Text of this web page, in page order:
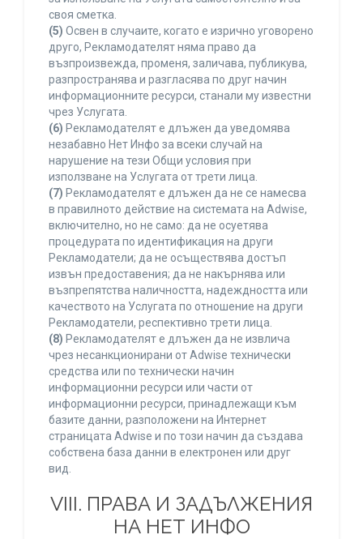
своя сметка.
(5) Освен в случаите, когато е изрично уговорено
друго, Рекламодателят няма право да
възпроизвежда, променя, заличава, публикува,
разпространява и разгласява по друг начин
информационните ресурси, станали му известни
чрез Услугата.
(6) Рекламодателят е длъжен да уведомява
незабавно Нет Инфо за всеки случай на
нарушение на тези Общи условия при
използване на Услугата от трети лица.
(7) Рекламодателят е длъжен да не се намесва
в правилното действие на системата на Adwise,
включително, но не само: да не осуетява
процедурата по идентификация на други
Рекламодатели; да не осъществява достъп
извън предоставения; да не накърнява или
възпрепятства наличността, надеждността или
качеството на Услугата по отношение на други
Рекламодатели, респективно трети лица.
(8) Рекламодателят е длъжен да не извлича
чрез несанкционирани от Adwise технически
средства или по технически начин
информационни ресурси или части от
информационни ресурси, принадлежащи към
базите данни, разположени на Интернет
страницата Adwise и по този начин да създава
собствена база данни в електронен или друг
вид.
VIII. ПРАВА И ЗАДЪЛЖЕНИЯ
НА НЕТ ИНФО